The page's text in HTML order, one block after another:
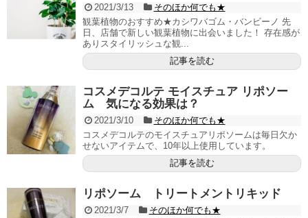
2021/3/13
そのほか何でも★
観葉植物のおすすめ★カシワバゴム・バンビーノ 先
日、店舗で新しい観葉植物に出会いました！ 存在感が
ありスタイリッシュな観...
記事を読む
コスメデコルテ モイスチュア リポソー
ム 気になる効果は？
2021/3/10
そのほか何でも★
コスメデコルテのモイスチュアリポソームは毎日欠か
せないアイテムで、10年以上使用しています。
記事を読む
リポソーム トリートメントリキッド
2021/3/7
そのほか何でも★